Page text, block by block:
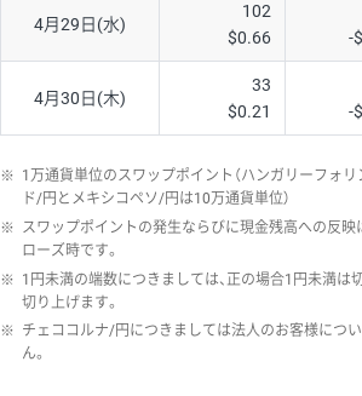
4月29日(水)
102
$0.66
-
4月30日(木)
33
$0.21
-
※ 1万通貨単位のスワップポイント（ハンガリーフォ
ド/円とメキシコペソ/円は10万通貨単位）
※ スワップポイントの発生ならびに現金残高への反映
ローズ時です。
※ 1円未満の端数につきましては、正の場合1円未満は
切り上げます。
※ チェココルナ/円につきましては法人のお客様につ
ん。